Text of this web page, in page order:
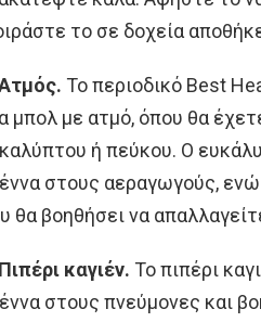
το σε δοχεία
Το περιοδικό Best
μπολ με ατμό, όπου θα
ή πεύκου. Ο
στους αεραγωγούς, ενώ
θα βοηθήσει να
καγιέν. To πιπέρι
στους πνεύμονες και